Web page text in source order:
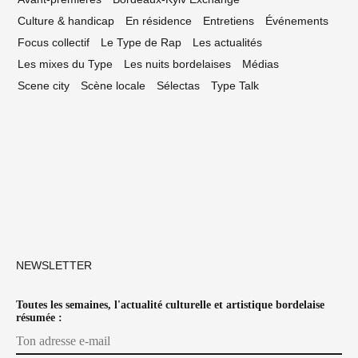
Culture & handicap
En résidence Entretiens
Événements
Focus collectif
Le Type de Rap
Les actualités
Les mixes du Type
Les nuits bordelaises
Médias
Scene city
Scène locale Sélectas Type Talk
NEWSLETTER
Toutes les semaines, l'actualité culturelle et artistique bordelaise
résumée :